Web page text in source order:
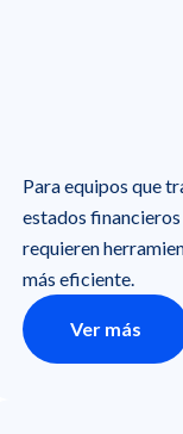
Para equipos que
estados
requieren
más eficiente.
Ver más